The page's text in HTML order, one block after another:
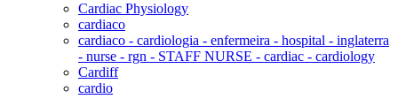
Cardiac Physiology
cardiaco
cardiaco - cardiologia - enfermeira - hospital - inglaterra
- nurse - rgn - STAFF NURSE - cardiac - cardiology
Cardiff
cardio